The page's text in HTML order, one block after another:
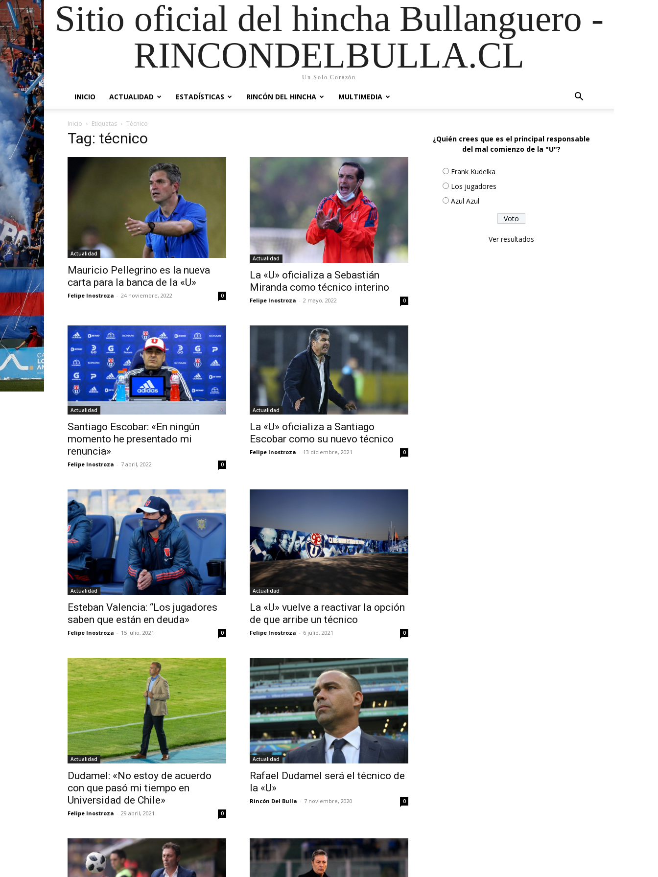
Sitio oficial del hincha Bullanguero -
RINCONDELBULLA.CL
Un Solo Corazón
INICIO ACTUALIDAD ESTADÍSTICAS RINCÓN DEL HINCHA MULTIMEDIA
Inicio Etiquetas Técnico
Tag: técnico
Actualidad
Mauricio Pellegrino es la nueva
carta para la banca de la «U»
Felipe Inostroza - 24 noviembre, 2022 0
Actualidad
La «U» oficializa a Sebastián
Miranda como técnico interino
Felipe Inostroza - 2 mayo, 2022 0
Actualidad
Santiago Escobar: «En ningún
momento he presentado mi
renuncia»
Felipe Inostroza - 7 abril, 2022 0
Actualidad
La «U» oficializa a Santiago
Escobar como su nuevo técnico
Felipe Inostroza - 13 diciembre, 2021 0
Actualidad
Esteban Valencia: “Los jugadores
saben que están en deuda»
Felipe Inostroza - 15 julio, 2021 0
Actualidad
La «U» vuelve a reactivar la opción
de que arribe un técnico
Felipe Inostroza - 6 julio, 2021 0
Actualidad
Dudamel: «No estoy de acuerdo
con que pasó mi tiempo en
Universidad de Chile»
Felipe Inostroza - 29 abril, 2021 0
Actualidad
Rafael Dudamel será el técnico de
la «U»
Rincón Del Bulla - 7 noviembre, 2020 0
¿Quién crees que es el principal responsable
del mal comienzo de la "U"?
Frank Kudelka
Los jugadores
Azul Azul
Ver resultados